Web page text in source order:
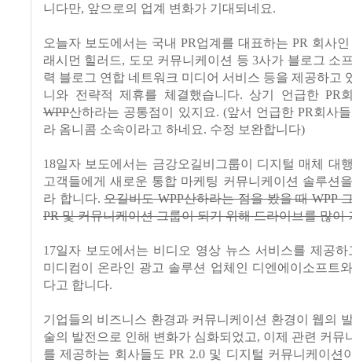
니다만, 앞으로의 업계 변화가 기대되네요.
오늘자 보도에서는 국내 PR업계를 대표하는 PR 회사
래시먼 힐러드, 도모 커뮤니케이션 등 3사가 블로그 소
력 블로그 연합 네트워크 미디어 서비스 등을 제공하고
니와 전략적 제휴를 체결했습니다. 상기 언급한 PR
WPP산하라는 공통점이 있지요. (앞서 언급한 PR회사
라 옴니콤 소속이라고 하네요. 수정 보완합니다)
18일자 보도에서는 금강오길비그룹이 디지털 매체 대
고객들에게 새로운 통합 마케팅 커뮤니케이션 솔루션
라 합니다.오길비도 WPP산하라는 점을 봤을 때 WPP
PR 및 커뮤니케이션 그룹이 되기 위해 드라이브를 많이
17일자 보도에서는 비디오 영상 뉴스 서비스를 제공하
미디컴이 온라인 광고 솔루션 업체인 디엔에이소프트
다고 합니다.
기업들의 비즈니스 환경과 커뮤니케이션 환경이 웹의
술의 발전으로 인해 변화가 심화되었고, 이제 관련 커뮤
를 제공하는 회사들도 PR 2.0 및 디지털 커뮤니케이션